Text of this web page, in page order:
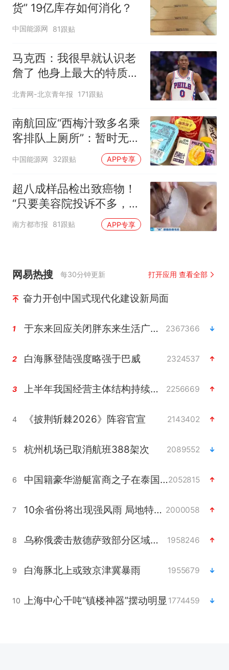
货” 19亿库存如何消化？
中国能源网 81跟贴
马克西：我很早就认识老
詹了 他身上最大的特质就
是谦逊
北青网-北京青年报 171跟贴
南航回应“西梅汁致多名乘
客排队上厕所”：暂时无法
核查是否发放西梅汁
中国能源网 32跟贴 APP专享
超八成样品检出致癌物！
“只要美容院投诉不多，店
家就不会更换产品”
南方都市报 81跟贴 APP专享
网易热搜 每30分钟更新 打开应用 查看全部
奋力开创中国式现代化建设新局面
1 于东来回应关闭胖东来生活广场店 2367366
2 白海豚登陆强度略强于巴威 2324537
3 上半年我国经营主体结构持续优化 2256669
4 《披荆斩棘2026》阵容官宣 2143402
5 杭州机场已取消航班388架次 2089552
6 中国籍豪华游艇富商之子在泰国被杀2052815
7 10余省份将出现强风雨 局地特大暴雨 2000058
8 乌称俄袭击敖德萨致部分区域停电 1958246
9 白海豚北上或致京津冀暴雨 1955679
10 上海中心千吨“镇楼神器”摆动明显 1774459